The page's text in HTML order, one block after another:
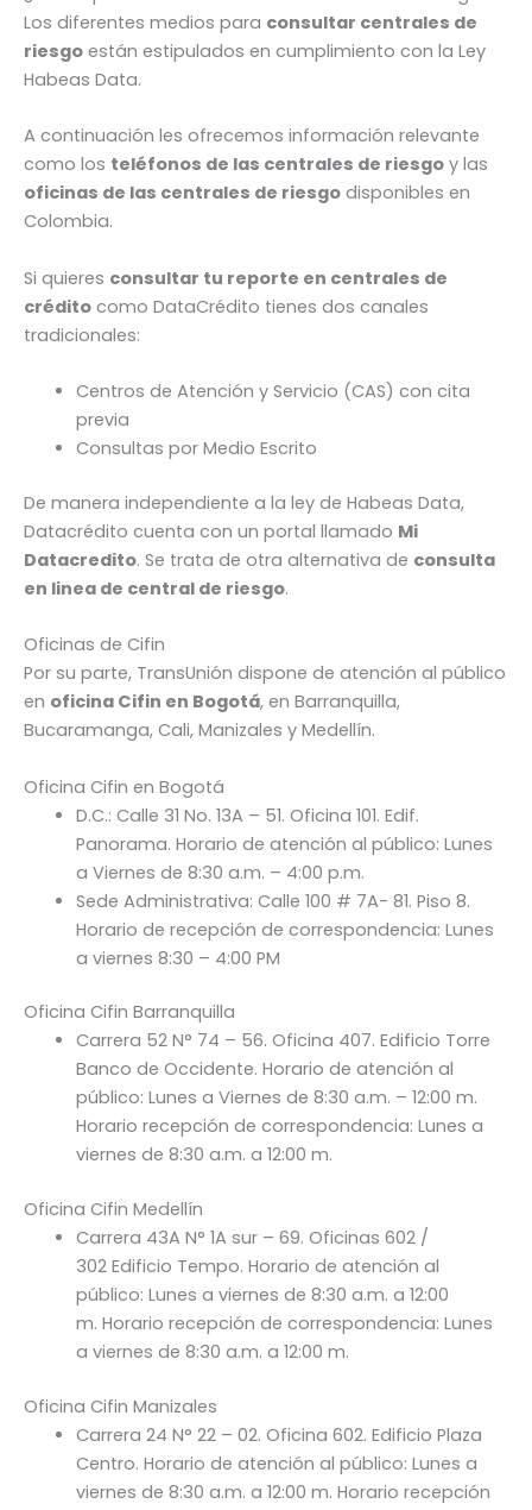
Los diferentes medios para consultar centrales de
riesgo están estipulados en cumplimiento con la Ley
Habeas Data.
A continuación les ofrecemos información relevante
como los teléfonos de las centrales de riesgo y las
oficinas de las centrales de riesgo disponibles en
Colombia.
Si quieres consultar tu reporte en centrales de
crédito como DataCrédito tienes dos canales
tradicionales:
Centros de Atención y Servicio (CAS) con cita
previa
Consultas por Medio Escrito
De manera independiente a la ley de Habeas Data,
Datacrédito cuenta con un portal llamado Mi
Datacredito. Se trata de otra alternativa de consulta
en linea de central de riesgo.
Oficinas de Cifin
Por su parte, TransUnión dispone de atención al público
en oficina Cifin en Bogotá, en Barranquilla,
Bucaramanga, Cali, Manizales y Medellín.
Oficina Cifin en Bogotá
D.C.: Calle 31 No. 13A – 51. Oficina 101. Edif.
Panorama. Horario de atención al público: Lunes
a Viernes de 8:30 a.m. – 4:00 p.m.
Sede Administrativa: Calle 100 # 7A- 81. Piso 8.
Horario de recepción de correspondencia: Lunes
a viernes 8:30 – 4:00 PM
Oficina Cifin Barranquilla
Carrera 52 N° 74 – 56. Oficina 407. Edificio Torre
Banco de Occidente. Horario de atención al
público: Lunes a Viernes de 8:30 a.m. – 12:00 m.
Horario recepción de correspondencia: Lunes a
viernes de 8:30 a.m. a 12:00 m.
Oficina Cifin Medellín
Carrera 43A N° 1A sur – 69. Oficinas 602 /
302 Edificio Tempo. Horario de atención al
público: Lunes a viernes de 8:30 a.m. a 12:00
m. Horario recepción de correspondencia: Lunes
a viernes de 8:30 a.m. a 12:00 m.
Oficina Cifin Manizales
Carrera 24 N° 22 – 02. Oficina 602. Edificio Plaza
Centro. Horario de atención al público: Lunes a
viernes de 8:30 a.m. a 12:00 m. Horario recepción